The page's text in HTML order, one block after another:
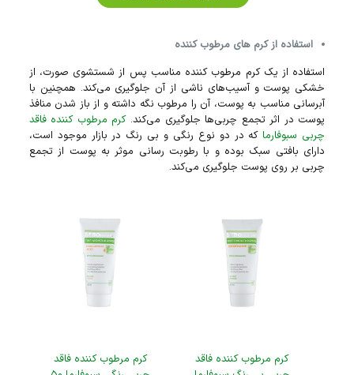
استفاده از کرم‌ های مرطوب کننده
استفاده از یک کرم مرطوب کننده مناسب پس از شستشوی صورت، از
خشکی پوست و آسیب‌های ناشی از آن جلوگیری می‌کند. همچنین با
آبرسانی مناسب به پوست، آن را مرطوب نگه داشته و از باز شدن منافذ
پوست در اثر تجمع چربی‌ها جلوگیری می‌کند.کرم مرطوب کننده فاقد
چربی سبوفارماکه در دو نوع رنگی و بی‌ رنگ در بازار موجود است،
دارای بافتی سبک بوده و با رطوبت رسانی موثر به پوست از تجمع
چربی بر روی پوست جلوگیری می‌کند.
کرم مرطوب کننده فاقد
کرم مرطوب کننده فاقد